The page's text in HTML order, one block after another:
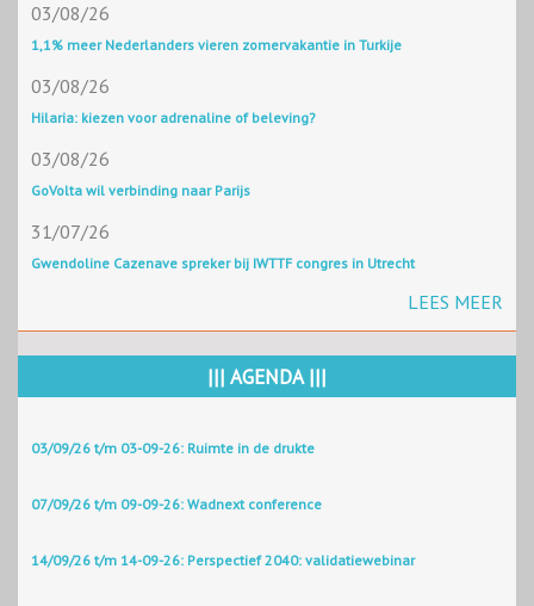
03/08/26
1,1% meer Nederlanders vieren zomervakantie in Turkije
03/08/26
Hilaria: kiezen voor adrenaline of beleving?
03/08/26
GoVolta wil verbinding naar Parijs
31/07/26
Gwendoline Cazenave spreker bij IWTTF congres in Utrecht
LEES MEER
||| AGENDA |||
03/09/26 t/m 03-09-26: Ruimte in de drukte
07/09/26 t/m 09-09-26: Wadnext conference
14/09/26 t/m 14-09-26: Perspectief 2040: validatiewebinar